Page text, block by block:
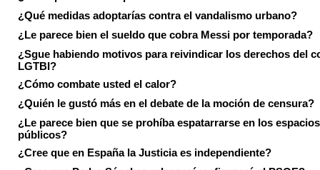
¿Qué medidas adoptarías contra el vandalismo urbano?
¿Le parece bien el sueldo que cobra Messi por temporada?
¿Sgue habiendo motivos para reivindicar los derechos del
LGTBI?
¿Cómo combate usted el calor?
¿Quién le gustó más en el debate de la moción de censura?
¿Le parece bien que se prohíba espatarrarse en los espacios
públicos?
¿Cree que en España la Justicia es independiente?